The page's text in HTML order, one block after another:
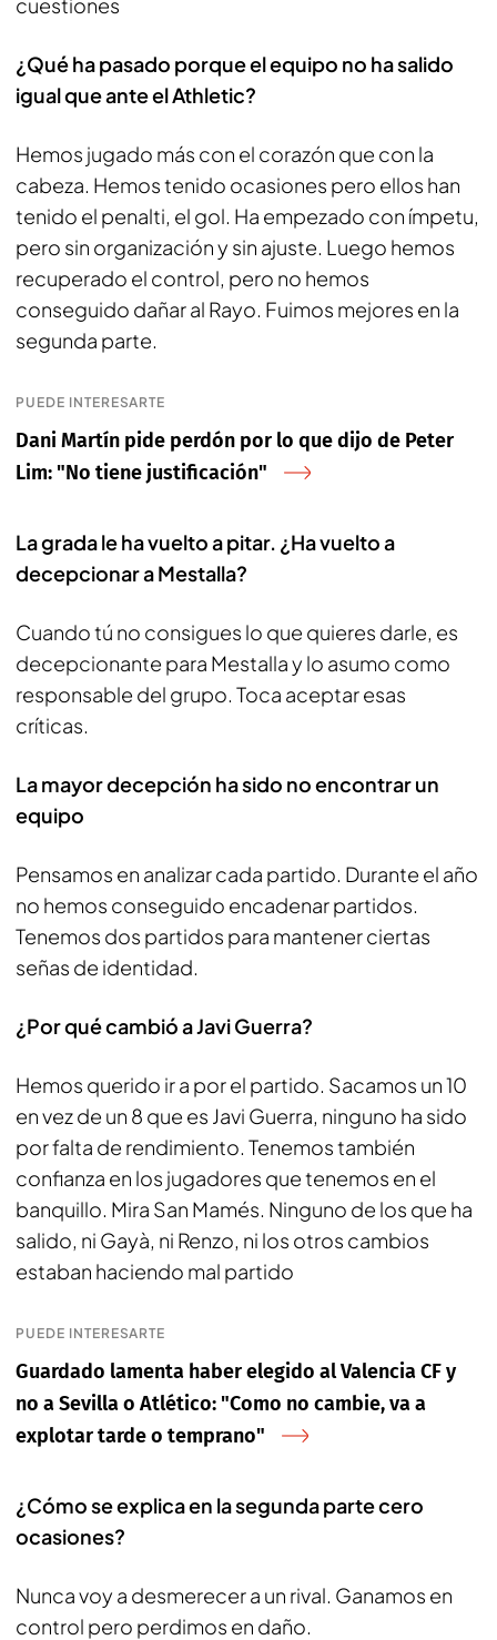
¿Qué ha pasado porque el equipo no ha salido
igual que ante el Athletic?
Hemos jugado más con el corazón que con la
cabeza. Hemos tenido ocasiones pero ellos han
tenido el penalti, el gol. Ha empezado con ímpetu,
pero sin organización y sin ajuste. Luego hemos
recuperado el control, pero no hemos
conseguido dañar al Rayo. Fuimos mejores en la
segunda parte.
PUEDE INTERESARTE
Dani Martín pide perdón por lo que dijo de Peter
Lim: "No tiene justificación"
La grada le ha vuelto a pitar. ¿Ha vuelto a
decepcionar a Mestalla?
Cuando tú no consigues lo que quieres darle, es
decepcionante para Mestalla y lo asumo como
responsable del grupo. Toca aceptar esas
críticas.
La mayor decepción ha sido no encontrar un
equipo
Pensamos en analizar cada partido. Durante el año
no hemos conseguido encadenar partidos.
Tenemos dos partidos para mantener ciertas
señas de identidad.
¿Por qué cambió a Javi Guerra?
Hemos querido ir a por el partido. Sacamos un 10
en vez de un 8 que es Javi Guerra, ninguno ha sido
por falta de rendimiento. Tenemos también
confianza en los jugadores que tenemos en el
banquillo. Mira San Mamés. Ninguno de los que ha
salido, ni Gayà, ni Renzo, ni los otros cambios
estaban haciendo mal partido
PUEDE INTERESARTE
Guardado lamenta haber elegido al Valencia CF y
no a Sevilla o Atlético: "Como no cambie, va a
explotar tarde o temprano"
¿Cómo se explica en la segunda parte cero
ocasiones?
Nunca voy a desmerecer a un rival. Ganamos en
control pero perdimos en daño.